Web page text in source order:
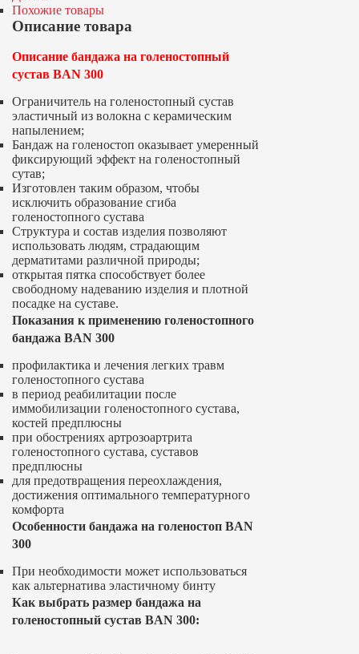
Похожие товары
Описание товара
Описание бандажа на голеностопный
сустав BAN 300
Ограничитель на голеностопный сустав
эластичный из волокна с керамическим
напылением;
Бандаж на голеностоп оказывает умеренный
фиксирующий эффект на голеностопный
сутав;
Изготовлен таким образом, чтобы
исключить образование сгиба
голеностопного сустава
Структура и состав изделия позволяют
использовать людям, страдающим
дерматитами различной природы;
открытая пятка способствует более
свободному надеванию изделия и плотной
посадке на суставе.
Показания к применению голеностопного
бандажа BAN 300
профилактика и лечения легких травм
голеностопного сустава
в период реабилитации после
иммобилизации голеностопного сустава,
костей предплюсны
при обострениях артрозоартрита
голеностопного сустава, суставов
предплюсны
для предотвращения переохлаждения,
достижения оптимального температурного
комфорта
Особенности бандажа на голеностоп BAN
300
При необходимости может использоваться
как альтернатива эластичному бинту
Как выбрать размер бандажа на
голеностопный сустав BAN 300: